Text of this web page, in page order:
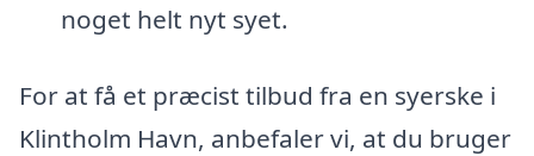
noget helt nyt syet.
For at få et præcist tilbud fra en syerske i
Klintholm Havn, anbefaler vi, at du bruger